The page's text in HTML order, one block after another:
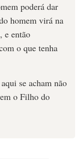
poderá dar
homem virá na
e então
o que tenha
se acham não
o Filho do